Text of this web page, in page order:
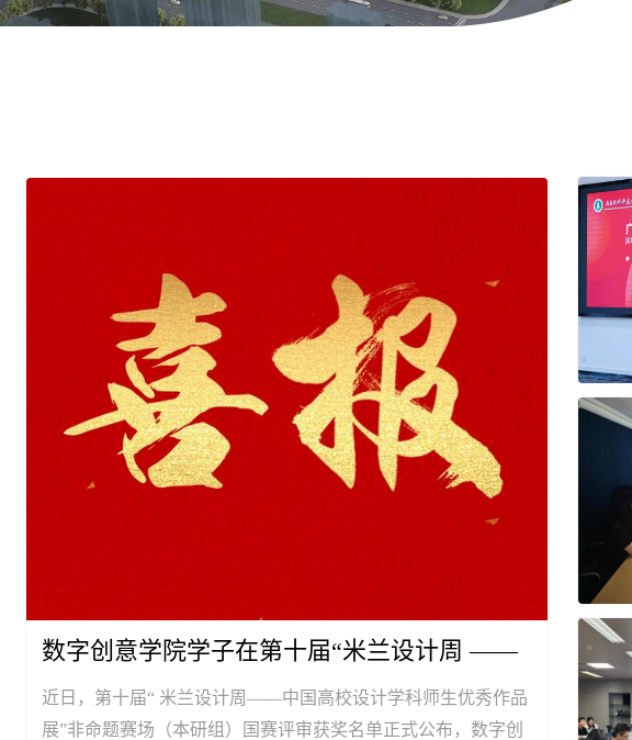
数字创意学院学子在第十届“米兰设计周 ——
中国高校设计学...
近日，第十届“ 米兰设计周——中国高校设计学科师生优秀作品
展”非命题赛场（本研组）国赛评审获奖名单正式公布，数字创